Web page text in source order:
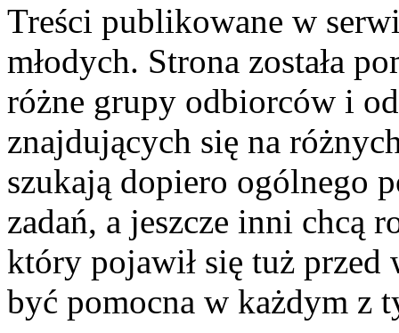
Treści publikowane w
młodych. Strona została
różne grupy odbiorców i
znajdujących się na
szukają dopiero ogólnego
zadań, a jeszcze inni chcą
który pojawił się tuż przed
być pomocna w każdym z